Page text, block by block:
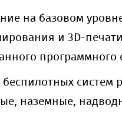
на базовом
и 3D-
программного
систем
наземные,